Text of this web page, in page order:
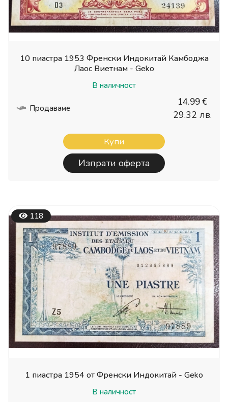
10 пиастра 1953 Френски Индокитай Камбоджа
Лаос Виетнам - Geko
В наличност
Продаваме
14.99 €
29.32 лв.
Купи
Изпрати оферта
118
1 пиастра 1954 от Френски Индокитай - Geko
В наличност